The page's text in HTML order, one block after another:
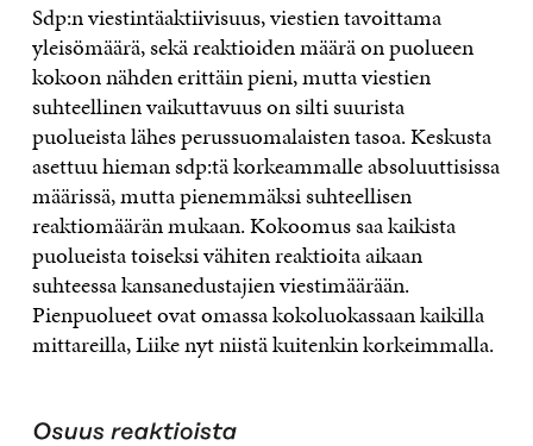
Sdp:n viestintäaktiivisuus, viestien tavoittama
yleisömäärä, sekä reaktioiden määrä on puolueen
kokoon nähden erittäin pieni, mutta viestien
suhteellinen vaikuttavuus on silti suurista
puolueista lähes perussuomalaisten tasoa. Keskusta
asettuu hieman sdp:tä korkeammalle absoluuttisissa
määrissä, mutta pienemmäksi suhteellisen
reaktiomäärän mukaan. Kokoomus saa kaikista
puolueista toiseksi vähiten reaktioita aikaan
suhteessa kansanedustajien viestimäärään.
Pienpuolueet ovat omassa kokoluokassaan kaikilla
mittareilla, Liike nyt niistä kuitenkin korkeimmalla.